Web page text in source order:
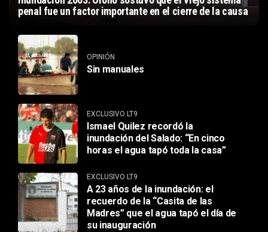
penal fue un factor importante en el cierre de la causa
OPINIÓN
Sin manuales
EXCLUSIVO LT9
Ismael Quilez recordó la
inundación del Salado: “En cinco
horas el agua tapó toda la casa”
EXCLUSIVO LT9
A 23 años de la inundación: el
recuerdo de la “Casita de las
Madres” que el agua tapó el día de
su inauguración